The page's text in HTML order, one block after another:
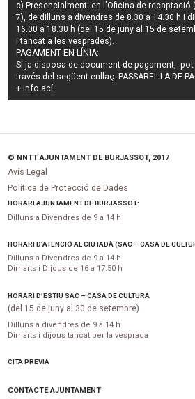
c) Presencialment: en l'Oficina de recaptació
7), de dilluns a divendres de 8.30 a 14.30 h i
16.00 a 18.30 h (del 15 de juny al 15 de
i tancat a les vesprades).
PAGAMENT EN LÍNIA:
Si ja disposa de document de pagament,
través del següent enllaç: PASSAREL·LA DE
+ Info ací.
© NNTT AJUNTAMENT DE BURJASSOT, 2017
Avís Legal
Política de Protecció de Dades
HORARI AJUNTAMENT DE BURJASSOT:
Dilluns a Divendres de 9 a 14 h
HORARI D’ATENCIÓ AL CIUTADÀ (SAC – CASA DE
Dilluns a Divendres de 9 a 14 h
Dimarts i Dijous de 16 a 17:50 h
HORARI D’ESTIU SAC – CASA DE CULTURA
(del 15 de juny al 30 de setembre)
Dilluns a divendres de 9 a 14 h
Dimarts i dijous tancat per la vesprada
CITA PRÈVIA
CONTACTE AJUNTAMENT